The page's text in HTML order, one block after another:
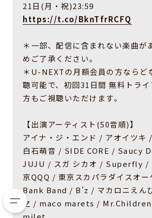
21日(月・祝)23:59
https://t.co/BknTfrRCFQ
＊一部、配信に含まれない楽曲が
めご了承ください。
＊U-NEXTの月額会員の方ならど
聴可能で、初回31日間 無料トラ
方もご視聴いただけます。
【出演アーティスト(50音順)】
アイナ・ジ・エンド / アオイツ
白石萌音 / SIDE CORE / Saucy
JUJU / スガ シカオ / Superfly /
京QQQ / 東京スカパラダイスオ
Bank Band / B’z / マカロニえん
之 / maco marets /